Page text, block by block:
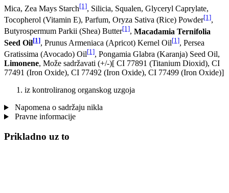
Mica, Zea Mays Starch[1], Silicia, Squalen, Glyceryl Caprylate,
Tocopherol (Vitamin E), Parfum, Oryza Sativa (Rice) Powder[1],
Butyrospermum Parkii (Shea) Butter[1], Macadamia Ternifolia
Seed Oil[1], Prunus Armeniaca (Apricot) Kernel Oil[1], Persea
Gratissima (Avocado) Oil[1], Pongamia Glabra (Karanja) Seed Oil,
Limonene, Može sadržavati (+/-)[ CI 77891 (Titanium Dioxid), CI
77491 (Iron Oxide), CI 77492 (Iron Oxide), CI 77499 (Iron Oxide)]
iz kontroliranog organskog uzgoja
Napomena o sadržaju nikla
Pravne informacije
Prikladno uz to